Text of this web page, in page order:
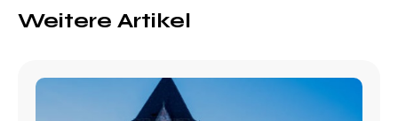
Weitere Artikel